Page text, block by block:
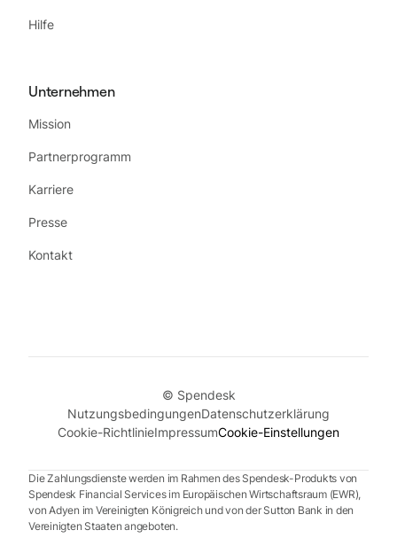
Hilfe
Unternehmen
Mission
Partnerprogramm
Karriere
Presse
Kontakt
© Spendesk
NutzungsbedingungenDatenschutzerklärung
Cookie-RichtlinieImpressumCookie-Einstellungen
Die Zahlungsdienste werden im Rahmen des Spendesk-Produkts von
Spendesk Financial Services im Europäischen Wirtschaftsraum (EWR),
von Adyen im Vereinigten Königreich und von der Sutton Bank in den
Vereinigten Staaten angeboten.